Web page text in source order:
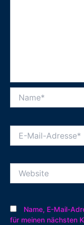
Mail-
Name, E-Mail-
für meinen nächsten